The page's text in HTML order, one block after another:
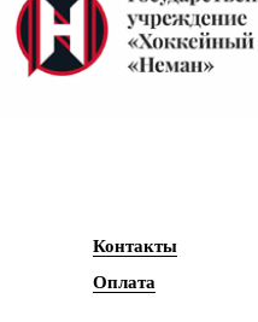
Контакты
Оплата